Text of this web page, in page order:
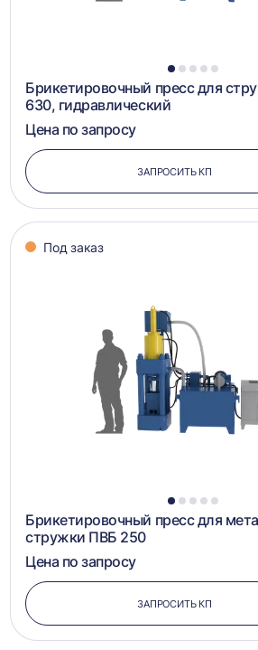
1 2 3 4 5
Брикетировочный пресс для
630, гидравлический
Цена по запросу
ЗАПРОСИТЬ КП
Под заказ
1 2 3 4 5
Брикетировочный пресс для
стружки ПВБ 250
Цена по запросу
ЗАПРОСИТЬ КП